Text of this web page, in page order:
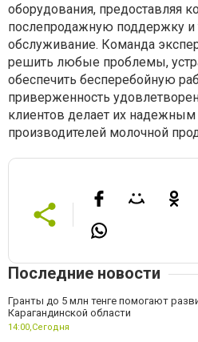
оборудования, предоставляя
послепродажную поддержку и
обслуживание. Команда
решить любые проблемы,
обеспечить бесперебойную
приверженность
клиентов делает их надежным
производителей молочной
Последние новости
Гранты до 5 млн тенге помогают
Карагандинской области
14:00,Сегодня